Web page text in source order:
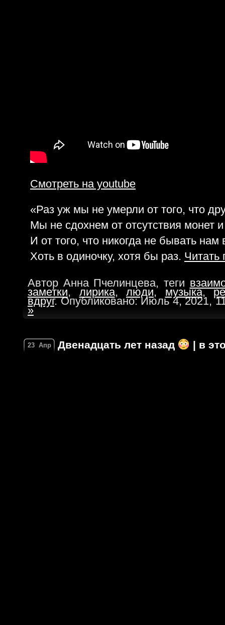
Смотреть на youtube
«Раз уж мы не умерли от того, что
Мы не сдохнем от отсутствия монет
И от того, что никогда не бывать нам
Хоть в одиночку, хотя бы раз. Читать
Автор Анна Пчелинцева, теги
заметки, лирика, люди, музыка,
вдруг. Опубликовано: Июль 4, 2021,
»
23 Апр Двенадцать лет назад | в